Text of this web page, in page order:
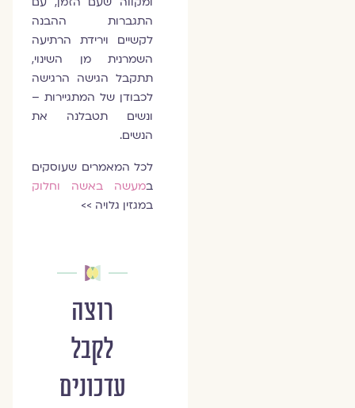
התגברות ההבנה
לקשיים וירידת הרתיעה
השמרנית מן השינוי,
תתקבל הגישה הרגישה
לכבודן של המתגיירות –
ונשים תטבלנה את
הנשים.
לכל המאמרים שעוסקים
מעשה באשה וחלוק
במגזין גלויה >>
רוצה
לקבל
עדכונים